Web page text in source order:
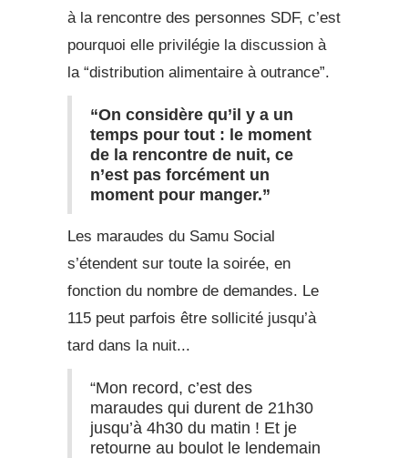
à la rencontre des personnes SDF, c’est
pourquoi elle privilégie la discussion à
la “distribution alimentaire à outrance”.
“On considère qu’il y a un
temps pour tout : le moment
de la rencontre de nuit, ce
n’est pas forcément un
moment pour manger.”
Les maraudes du Samu Social
s’étendent sur toute la soirée, en
fonction du nombre de demandes. Le
115 peut parfois être sollicité jusqu’à
tard dans la nuit...
“Mon record, c’est des
maraudes qui durent de 21h30
jusqu’à 4h30 du matin ! Et je
retourne au boulot le lendemain